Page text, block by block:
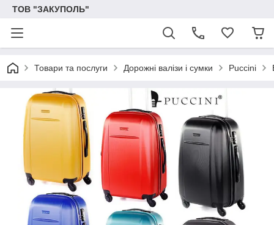
ТОВ "ЗАКУПОЛЬ"
Товари та послуги Дорожні валізи і сумки Puccini